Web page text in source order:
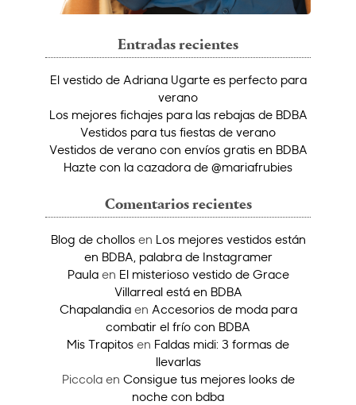
Entradas recientes
El vestido de Adriana Ugarte es perfecto para
verano
Los mejores fichajes para las rebajas de BDBA
Vestidos para tus fiestas de verano
Vestidos de verano con envíos gratis en BDBA
Hazte con la cazadora de @mariafrubies
Comentarios recientes
Blog de chollosen Los mejores vestidos están
en BDBA, palabra de Instagramer
Paulaen El misterioso vestido de Grace
Villarreal está en BDBA
Chapalandiaen Accesorios de moda para
combatir el frío con BDBA
Mis Trapitos en Faldas midi: 3 formas de
llevarlas
Piccolaen Consigue tus mejores looks de
noche con bdba